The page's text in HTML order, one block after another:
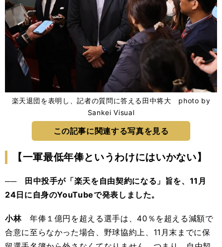
楽天退団を表明し、記者の質問に答える田中将大 photo by
Sankei Visual
この記事に関連する写真を見る
【一軍最低年俸というわけにはいかない】
── 田中投手が「楽天を自由契約になる」旨を、11月
24日に自身のYouTubeで発表しました。
小林年俸１億円を超える選手は、40％を超える減額で
合意に至らなかった場合、野球協約上、11月末までに保